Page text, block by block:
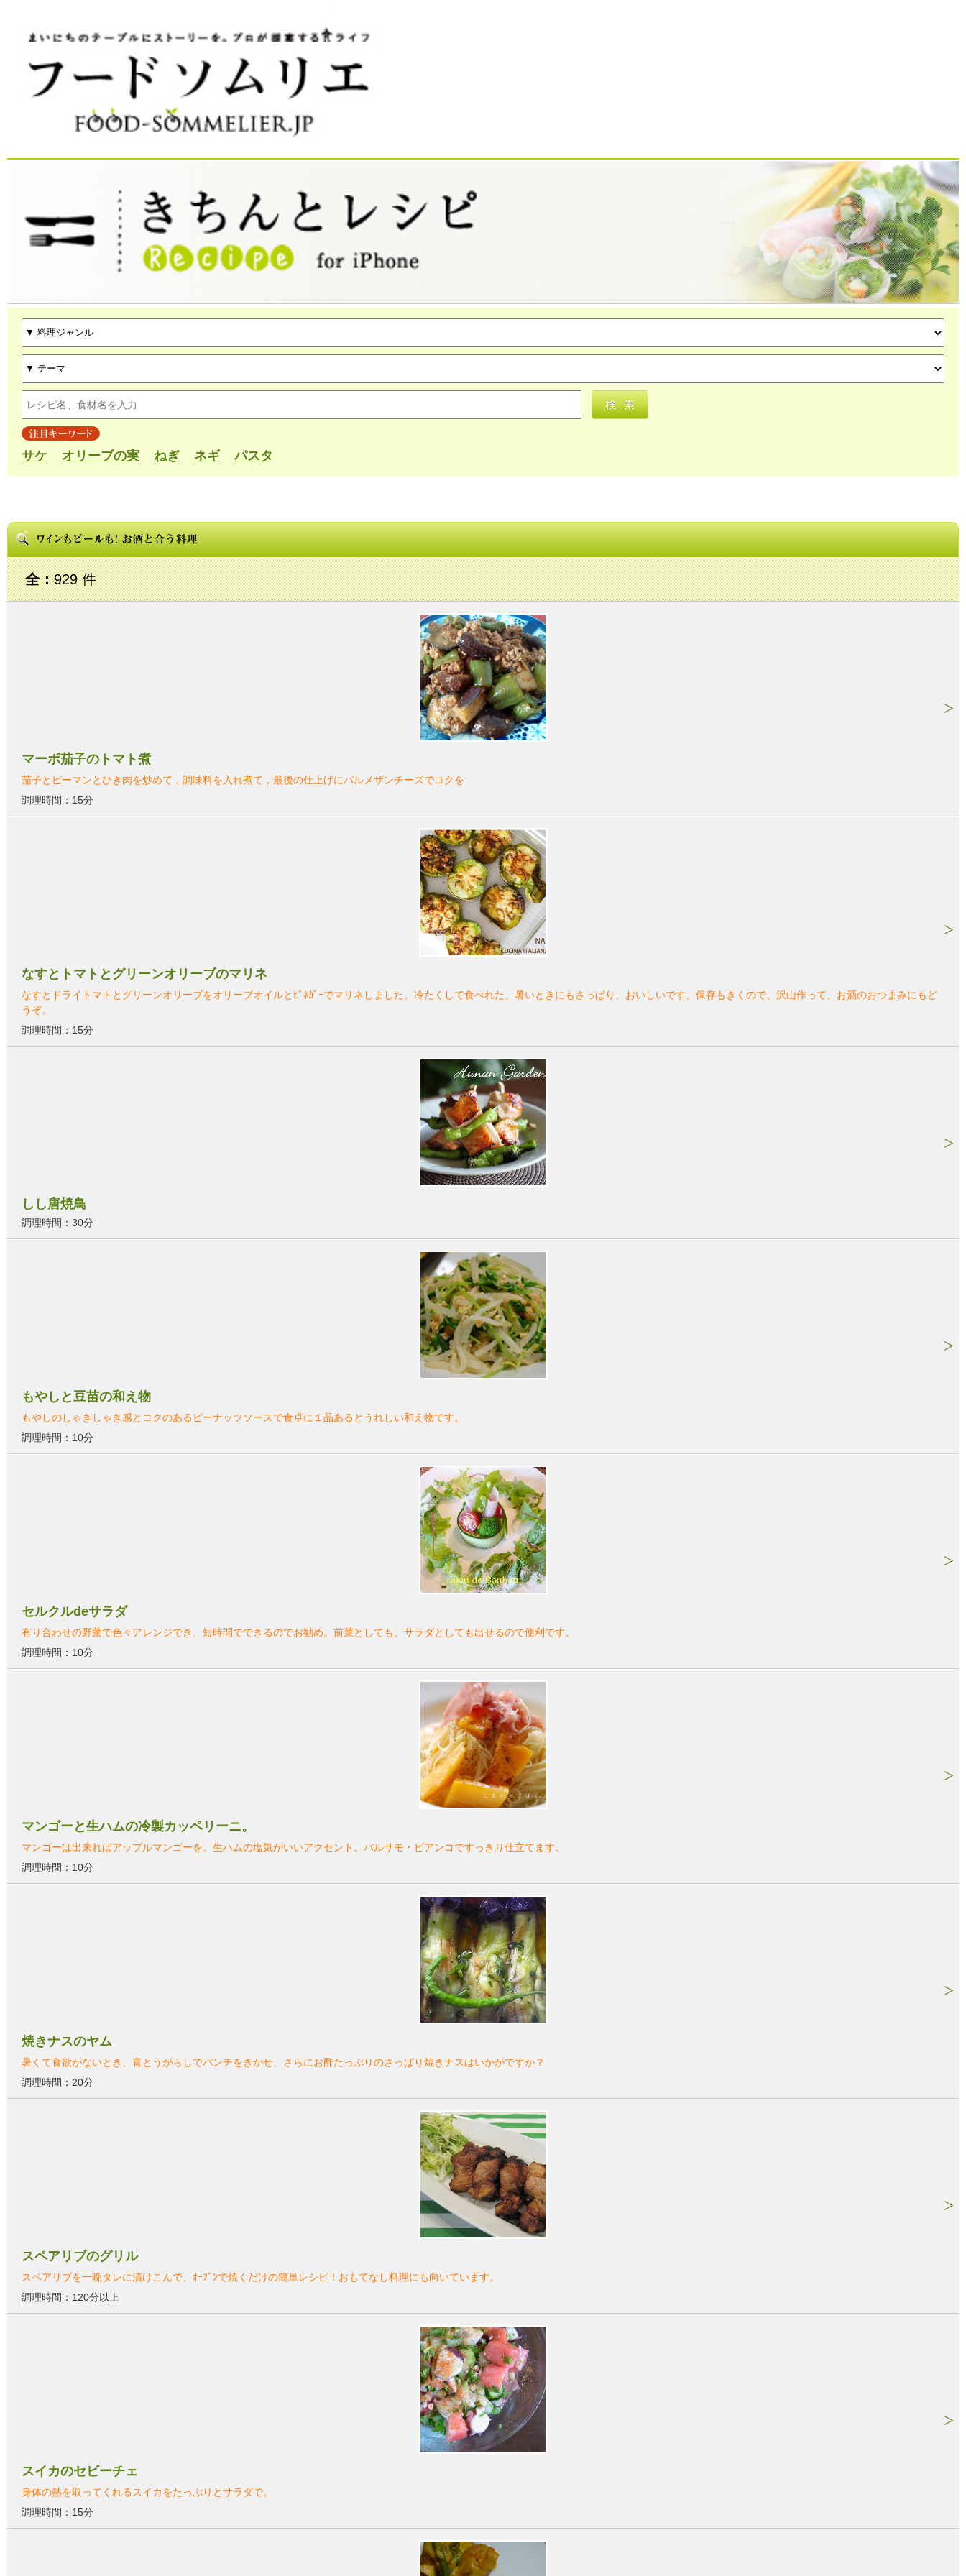
サケ オリーブの実 ねぎ ネギ パスタ
全：929 件
マーボ茄子のトマト煮
茄子とピーマンとひき肉を炒めて，調味料を入れ煮て，最後の仕上げにパルメザンチーズでコクを
調理時間：15分
なすとトマトとグリーンオリーブのマリネ
なすとドライトマトとグリーンオリーブをオリーブオイルとﾋﾞﾈｶﾞｰでマリネしました。冷たくして食べれた、暑いときにもさっぱり、おいしいです。保存もきくので、沢山作って、お酒のおつまみにもど
うぞ。
調理時間：15分
しし唐焼鳥
調理時間：30分
もやしと豆苗の和え物
もやしのしゃきしゃき感とコクのあるピーナッツソースで食卓に１品あるとうれしい和え物です。
調理時間：10分
セルクルdeサラダ
有り合わせの野菜で色々アレンジでき、短時間でできるのでお勧め。前菜としても、サラダとしても出せるので便利です。
調理時間：10分
マンゴーと生ハムの冷製カッペリーニ。
マンゴーは出来ればアップルマンゴーを。生ハムの塩気がいいアクセント。バルサモ・ビアンコですっきり仕立てます。
調理時間：10分
焼きナスのヤム
暑くて食欲がないとき、青とうがらしでパンチをきかせ、さらにお酢たっぷりのさっぱり焼きナスはいかがですか？
調理時間：20分
スペアリブのグリル
スペアリブを一晩タレに漬けこんで、ｵｰﾌﾞﾝで焼くだけの簡単レシピ！おもてなし料理にも向いています。
調理時間：120分以上
スイカのセビーチェ
身体の熱を取ってくれるスイカをたっぷりとサラダで。
調理時間：15分